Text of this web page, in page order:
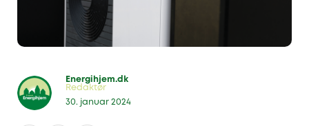
Energihjem.dk
Redaktør
30. januar 2024